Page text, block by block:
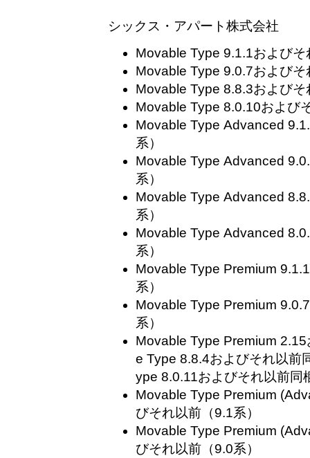
シックス・アパート株式会社
Movable Type 9.1.1および
Movable Type 9.0.7および
Movable Type 8.8.3および
Movable Type 8.0.10および
Movable Type Advanced
系）
Movable Type Advanced
系）
Movable Type Advanced
系）
Movable Type Advanced
系）
Movable Type Premium
系）
Movable Type Premium
系）
Movable Type Premium
e Type 8.8.4およびそれ以前
ype 8.0.11およびそれ以前同
Movable Type Premium
びそれ以前（9.1系）
Movable Type Premium
びそれ以前（9.0系）